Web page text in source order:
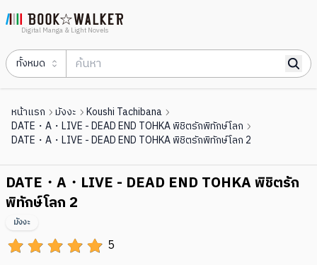
Digital Manga & Light Novels
ทั้งหมด
หน้าแรก มังงะ
Koushi Tachibana
DATE・A・LIVE - DEAD END TOHKA พิชิตรักพิทักษ์โลก
DATE・A・LIVE - DEAD END TOHKA พิชิตรักพิทักษ์โลก 2
DATE・A・LIVE - DEAD END TOHKA พิชิตรัก
พิทักษ์โลก 2
5
มังงะ